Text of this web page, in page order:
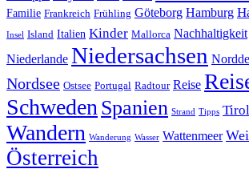
Familie Frankreich Frühling Göteborg Hamburg
Insel Island Italien Kinder Mallorca Nachhaltigkeit
Niederlande Niedersachsen
Nordsee Ostsee Portugal Radtour Reise
SchwedenSpanien Strand Tipps Tirol
Wandern Wanderung Wasser Wattenmeer
Österreich